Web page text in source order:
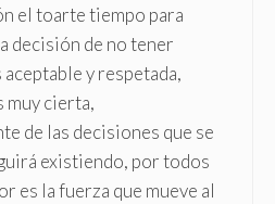
el toarte tiempo para
decisión de no tener
y respetada,
muy cierta,
de las decisiones que se
existiendo, por todos
es la fuerza que mueve al